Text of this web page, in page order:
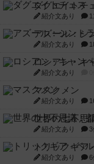
ダグエイトチ
紹介文あり
アズール：シ
紹介文あり
ロシアン・キ
紹介文あり
マスクメン
紹介文あり
世界の七不思
紹介文あり 3
トリックギア
紹介文あり 6